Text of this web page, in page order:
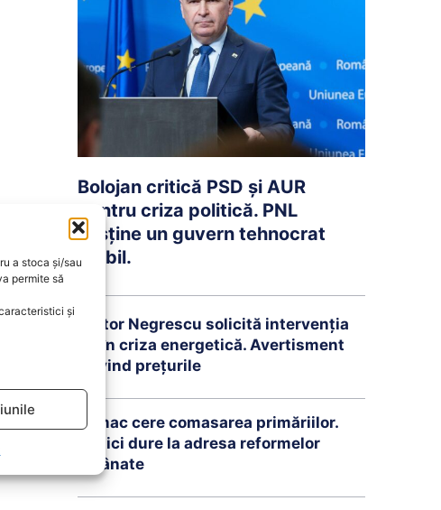
a stoca și/sau
permite să
și
Bolojan critică PSD și AUR
pentru criza politică. PNL
susține un guvern tehnocrat
stabil.
Victor Negrescu solicită intervenția
UE în criza energetică. Avertisment
privind prețurile
Tomac cere comasarea primăriilor.
Critici dure la adresa reformelor
amânate